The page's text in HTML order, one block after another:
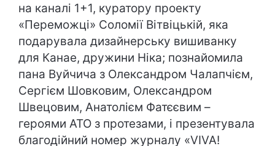
на каналі 1+1, куратору проекту
«Переможці» Соломії Вітвіцькій, яка
подарувала дизайнерську вишиванку
для Канае, дружини Ніка; познайомила
пана Вуйчича з Олександром Чалапчієм,
Сергієм Шовковим, Олександром
Швецовим, Анатолієм Фатєєвим –
героями АТО з протезами, і презентувала
благодійний номер журналу «VIVA!